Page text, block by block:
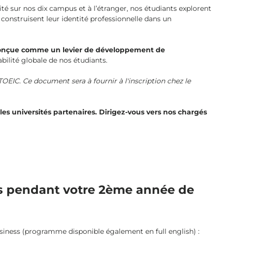
sur nos dix campus et à l’étranger, nos étudiants explorent
leur identité professionnelle dans un
comme un levier de développement de
globale de nos étudiants.
Ce document sera à fournir à l'inscription chez le
universités partenaires. Dirigez-vous vers nos chargés
pendant votre 2ème année de
(programme disponible également en full english) :